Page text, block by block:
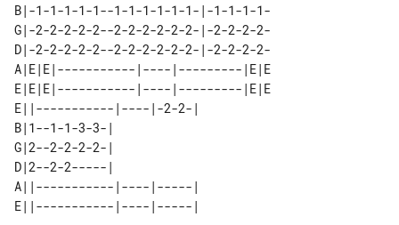
B|-1-1-1-1-1--1-1-1-1-1-1-|-1-1-1-1-
G|-2-2-2-2-2--2-2-2-2-2-2-|-2-2-2-2-
D|-2-2-2-2-2--2-2-2-2-2-2-|-2-2-2-2-
A|E|E|-----------|----|---------|E|E
E|E|E|-----------|----|---------|E|E
E||-----------|----|-2-2-|
B|1--1-1-3-3-|
G|2--2-2-2-2-|
D|2--2-2-----|
A||-----------|----|-----|